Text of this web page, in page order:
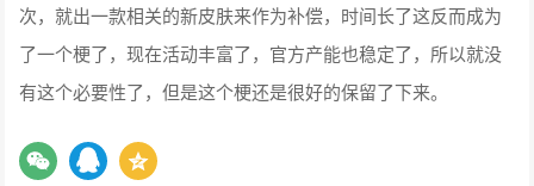
次，就出一款相关的新皮肤来作为补偿，时间长了这反而成为
了一个梗了，现在活动丰富了，官方产能也稳定了，所以就没
有这个必要性了，但是这个梗还是很好的保留了下来。